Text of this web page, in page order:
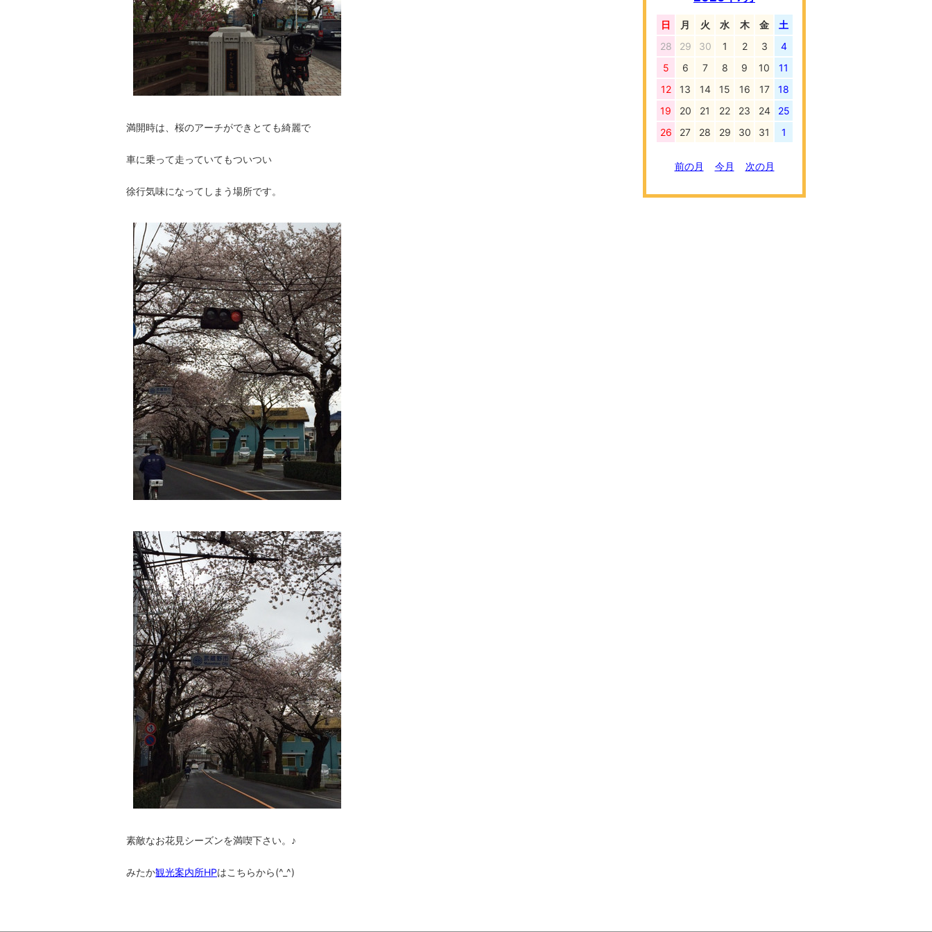
満開時は、桜のアーチができとても綺麗で
車に乗って走っていてもついつい
徐行気味になってしまう場所です。
素敵なお花見シーズンを満喫下さい。♪
みたか観光案内所HPはこちらから(^_^)
日 月 火 水 木 金
土
28
29 30 1 2 3
4
5
6 7 8 9 10
11
12
13 14 15 16 17
18
19
20 21 22 23 24
25
26
27 28 29 30 31 1
前の月 今月 次の月